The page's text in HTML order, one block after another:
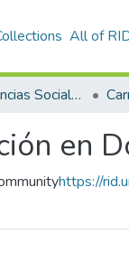
All of
Instituto de Ciencias Sociales y Administración (ICSA)
en
https://